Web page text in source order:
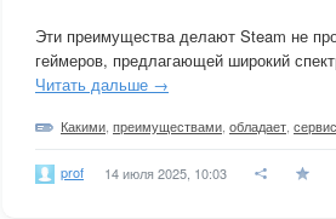
Эти преимущества делают Steam не
геймеров, предлагающей широкий
Читать дальше →
Какими преимуществами обладает сервис
prof 14 июля 2025, 10:03